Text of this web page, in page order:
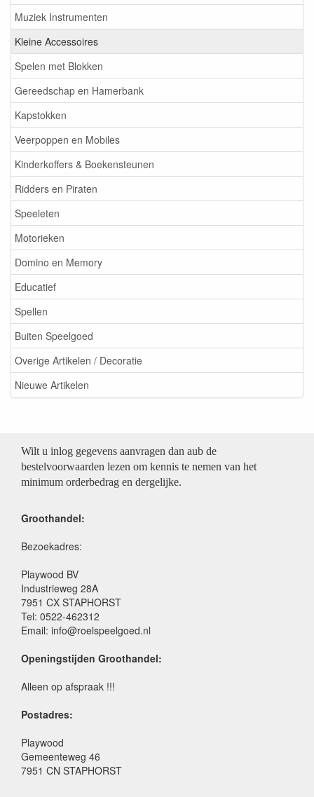
Muziek Instrumenten
Kleine Accessoires
Spelen met Blokken
Gereedschap en Hamerbank
Kapstokken
Veerpoppen en Mobiles
Kinderkoffers & Boekensteunen
Ridders en Piraten
Speeleten
Motorieken
Domino en Memory
Educatief
Spellen
Buiten Speelgoed
Overige Artikelen / Decoratie
Nieuwe Artikelen
Wilt u inlog gegevens aanvragen dan aub de
bestelvoorwaarden lezen om kennis te nemen van het
minimum orderbedrag en dergelijke.
Groothandel:
Bezoekadres:
Playwood BV
Industrieweg 28A
7951 CX STAPHORST
Tel: 0522-462312
Email: info@roelspeelgoed.nl
Openingstijden Groothandel:
Alleen op afspraak !!!
Postadres:
Playwood
Gemeenteweg 46
7951 CN STAPHORST